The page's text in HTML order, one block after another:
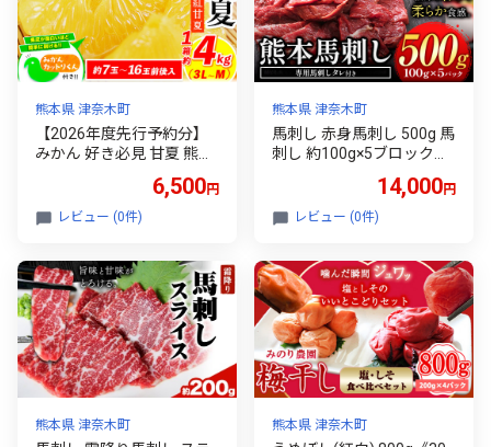
熊本県 津奈木町
【2026年度先行予約分】
みかん 好き必見 甘夏 熊本
約 4kg (約7-16玉前後) 柑
橘 大玉 ミカン《2月中旬-4
期 でない
6,500円
レビュー (0件)
熊本県 津奈木町
馬刺し 赤身馬刺し 500g 馬
刺し 約100g×5ブロック
肥育 肉 生食用 冷凍《3-7
日以内に出荷予定(土日祝
14,000円
レビュー (0件)
熊本県 津奈木町 熊本県 津奈木町